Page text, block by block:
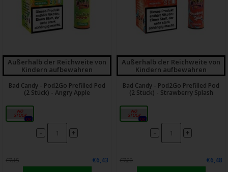
Außerhalb der Reichweite von
Kindern aufbewahren
Bad Candy - Pod2Go Prefilled Pod
(2 Stück) - Angry Apple
20mg
0x
- +
€7,15
€6,43
Außerhalb der Reichweite von
Kindern aufbewahren
Bad Candy - Pod2Go Prefilled Pod
(2 Stück) - Strawberry Splash
20mg
0x
- +
€7,20
€6,48